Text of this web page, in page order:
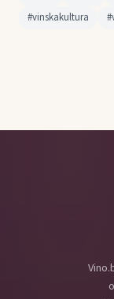
#vinskakultura